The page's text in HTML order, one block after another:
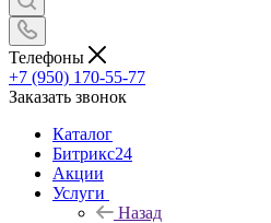
Телефоны
+7 (950) 170-55-77
Заказать звонок
Каталог
Битрикс24
Акции
Услуги
Назад